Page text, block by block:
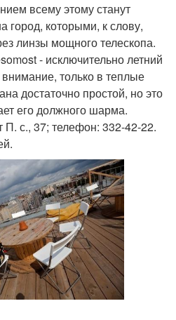
всему этому станут
которыми, к слову,
линзы мощного телескопа.
- исключительно летний
внимание, только в теплые
достаточно простой, но это
его должного шарма.
с., 37; телефон: 332-42-22.